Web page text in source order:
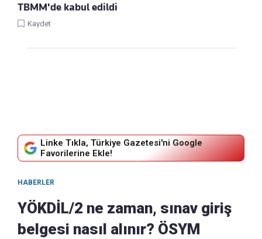
TBMM'de kabul edildi
Kaydet
Linke Tıkla, Türkiye Gazetesi'ni Google
Favorilerine Ekle!
HABERLER
YÖKDİL/2 ne zaman, sınav giriş
belgesi nasıl alınır? ÖSYM